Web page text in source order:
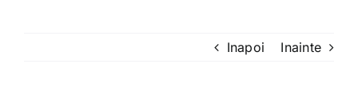
Inapoi Inainte